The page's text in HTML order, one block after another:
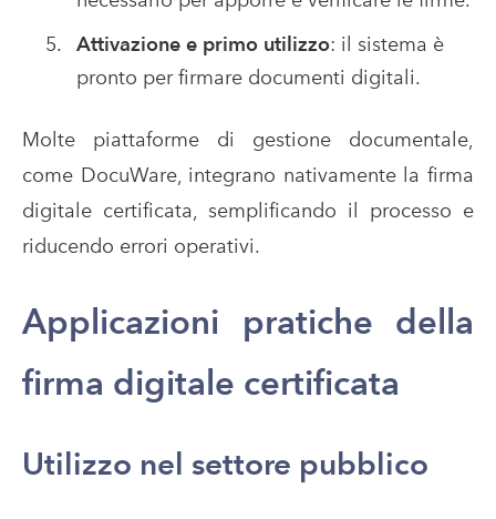
Attivazione e primo utilizzo: il sistema è
pronto per firmare documenti digitali.
Molte piattaforme di gestione documentale,
come DocuWare, integrano nativamente la firma
digitale certificata, semplificando il processo e
riducendo errori operativi.
Applicazioni pratiche della
firma digitale certificata
Utilizzo nel settore pubblico